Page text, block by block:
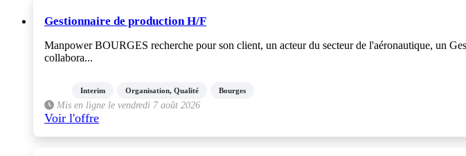
Gestionnaire de production H/F
Manpower BOURGES recherche pour son client, un acteur du secteur de l'aéronautique, un
collabora...
Interim Organisation, Qualité Bourges
Mis en ligne le vendredi 7 août 2026
Voir l'offre